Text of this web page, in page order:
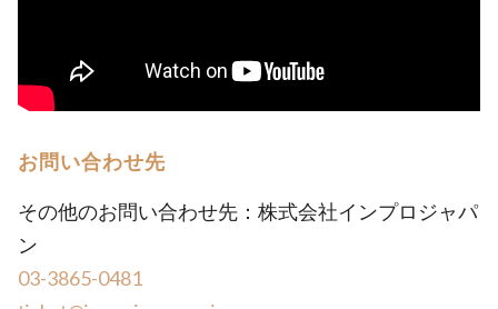
お問い合わせ先
その他のお問い合わせ先：株式会社インプロジャパ
ン
03-3865-0481